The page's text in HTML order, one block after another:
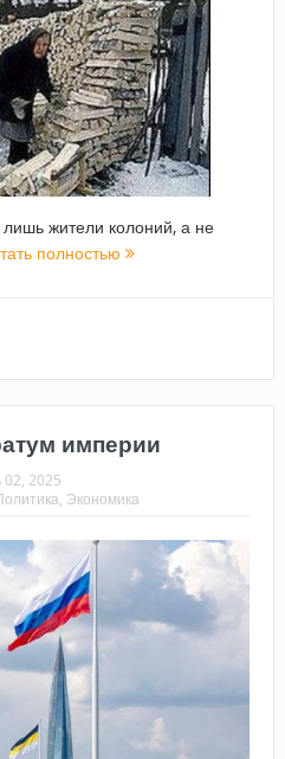
жители колоний, а не
полностью
империи
02, 2025
, Экономика